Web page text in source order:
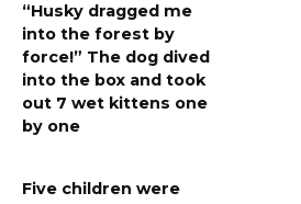
“Husky dragged me
into the forest by
force!” The dog dived
into the box and took
out 7 wet kittens one
by one
Five children were